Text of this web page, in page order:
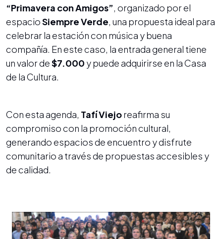
“Primavera con Amigos” , organizado por el
espacioSiempre Verde , una propuesta ideal para
celebrar la estación con música y buena
compañía. En este caso, la entrada general tiene
un valor de$7.000 y puede adquirirse en la Casa
de la Cultura.
Con esta agenda, Tafí Viejoreafirma su
compromiso con la promoción cultural,
generando espacios de encuentro y disfrute
comunitario a través de propuestas accesibles y
de calidad.